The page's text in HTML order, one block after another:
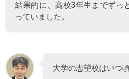
結果的に、高校3年生までずっ
っていました。
大学の志望校はいつ